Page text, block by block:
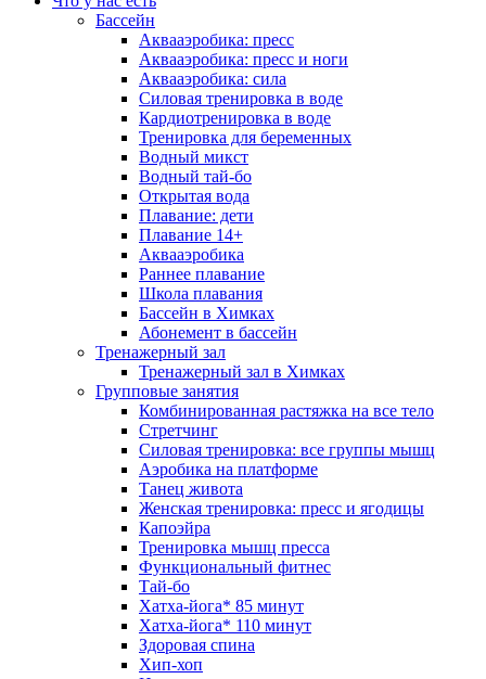
Бассейн
Аквааэробика: пресс
Аквааэробика: пресс и ноги
Аквааэробика: сила
Силовая тренировка в воде
Кардиотренировка в воде
Тренировка для беременных
Водный микст
Водный тай-бо
Открытая вода
Плавание: дети
Плавание 14+
Аквааэробика
Раннее плавание
Школа плавания
Бассейн в Химках
Абонемент в бассейн
Тренажерный зал
Тренажерный зал в Химках
Групповые занятия
Комбинированная растяжка на все тело
Стретчинг
Силовая тренировка: все группы мышц
Аэробика на платформе
Танец живота
Женская тренировка: пресс и ягодицы
Капоэйра
Тренировка мышц пресса
Функциональный фитнес
Тай-бо
Хатха-йога* 85 минут
Хатха-йога* 110 минут
Здоровая спина
Хип-хоп